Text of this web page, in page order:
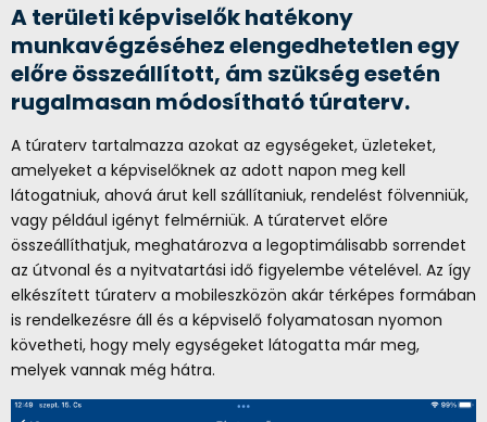
A területi képviselők hatékony
munkavégzéséhez elengedhetetlen egy
előre összeállított, ám szükség esetén
rugalmasan módosítható túraterv.
A túraterv tartalmazza azokat az egységeket, üzleteket,
amelyeket a képviselőknek az adott napon meg kell
látogatniuk, ahová árut kell szállítaniuk, rendelést fölvenniük,
vagy például igényt felmérniük. A túratervet előre
összeállíthatjuk, meghatározva a legoptimálisabb sorrendet
az útvonal és a nyitvatartási idő figyelembe vételével. Az így
elkészített túraterv a mobileszközön akár térképes formában
is rendelkezésre áll és a képviselő folyamatosan nyomon
követheti, hogy mely egységeket látogatta már meg,
melyek vannak még hátra.